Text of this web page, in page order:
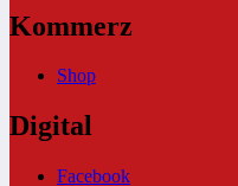
Kommerz
Shop
Digital
Facebook